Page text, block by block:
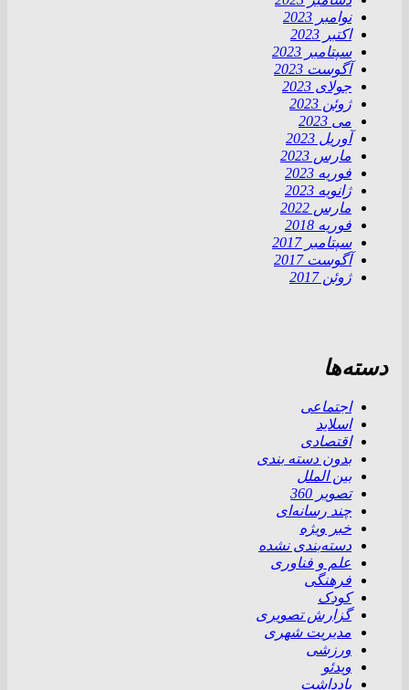
نوامبر 2023
اکتبر 2023
سپتامبر 2023
آگوست 2023
جولای 2023
ژوئن 2023
می 2023
آوریل 2023
مارس 2023
فوریه 2023
ژانویه 2023
مارس 2022
فوریه 2018
سپتامبر 2017
آگوست 2017
ژوئن 2017
دسته‌ها
اجتماعی
اسلاید
اقتصادی
بدون دسته بندی
بین الملل
تصویر 360
چند رسانه‌ای
خبر ویژه
دسته‌بندی نشده
علم و فناوری
فرهنگی
کودک
گزارش تصویری
مدیریت شهری
ورزشی
ویدئو
یادداشت